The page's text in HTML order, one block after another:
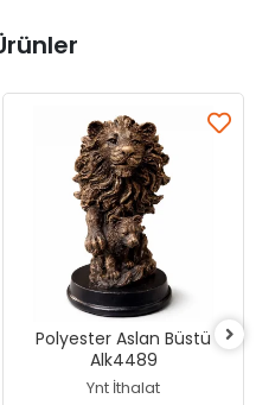
Polyester Aslan Büstü
Alk4489
Ynt İthalat